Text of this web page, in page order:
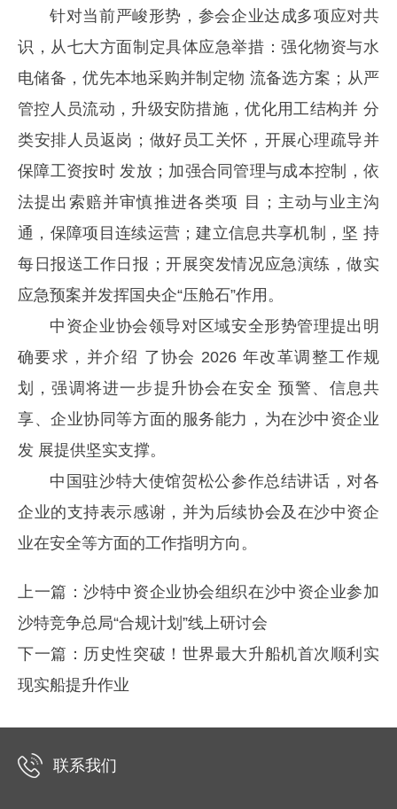
针对当前严峻形势，参会企业达成多项应对共
识，从七大方面制定具体应急举措：强化物资与水
电储备，优先本地采购并制定物 流备选方案；从严
管控人员流动，升级安防措施，优化用工结构并 分
类安排人员返岗；做好员工关怀，开展心理疏导并
保障工资按时 发放；加强合同管理与成本控制，依
法提出索赔并审慎推进各类项 目；主动与业主沟
通，保障项目连续运营；建立信息共享机制，坚 持
每日报送工作日报；开展突发情况应急演练，做实
应急预案并发挥国央企“压舱石”作用。
中资企业协会领导对区域安全形势管理提出明
确要求，并介绍 了协会 2026 年改革调整工作规
划，强调将进一步提升协会在安全 预警、信息共
享、企业协同等方面的服务能力，为在沙中资企业
发 展提供坚实支撑。
中国驻沙特大使馆贺松公参作总结讲话，对各
企业的支持表示感谢，并为后续协会及在沙中资企
业在安全等方面的工作指明方向。
上一篇：沙特中资企业协会组织在沙中资企业参加
沙特竞争总局“合规计划”线上研讨会
下一篇： 历史性突破！世界最大升船机首次顺利实
现实船提升作业
联系我们